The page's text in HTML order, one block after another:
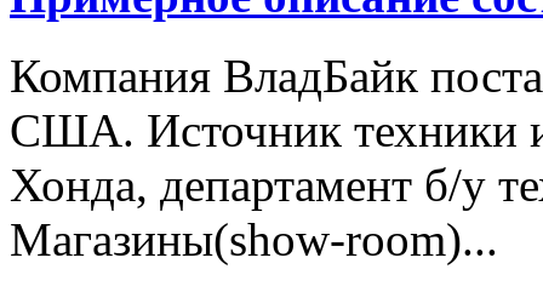
Компания ВладБайк
США. Источник техники
Хонда, департамент б/у
Магазины(show-room)...